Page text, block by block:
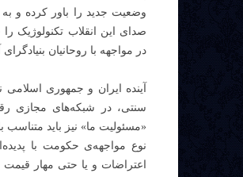
وضعیت جدید را باور کرده و به
صدای این انقلاب تکنولوژیک را
در مواجهه با روحانیان
آینده ایران و جمهوری
سنتی، در شبکه‌های مجازی
«مسئولیت ما» نیز باید متناسب
نوع مواجهه‌ی حکومت با
اعتراضات و یا حتی مهار